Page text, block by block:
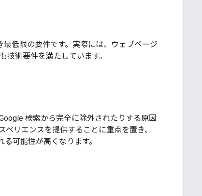
低限の要件です。実際には、ウェブページ
技術要件を満たしています。
検索から完全に除外されたりする原因
リエンスを提供することに重点を置き、
可能性が高くなります。